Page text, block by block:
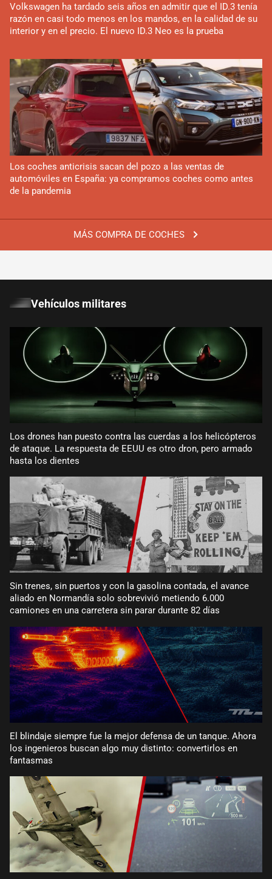
MÁS COMPRA DE COCHES
Volkswagen ha tardado seis años en admitir que el ID.3 tenía
razón en casi todo menos en los mandos, en la calidad de su
interior y en el precio. El nuevo ID.3 Neo es la prueba
Los coches anticrisis sacan del pozo a las ventas de
automóviles en España: ya compramos coches como antes
de la pandemia
Vehículos militares
Los drones han puesto contra las cuerdas a los helicópteros
de ataque. La respuesta de EEUU es otro dron, pero armado
hasta los dientes
Sin trenes, sin puertos y con la gasolina contada, el avance
aliado en Normandía solo sobrevivió metiendo 6.000
camiones en una carretera sin parar durante 82 días
El blindaje siempre fue la mejor defensa de un tanque. Ahora
los ingenieros buscan algo muy distinto: convertirlos en
fantasmas